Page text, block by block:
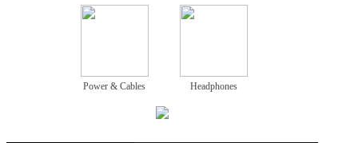
Power & Cables Headphones